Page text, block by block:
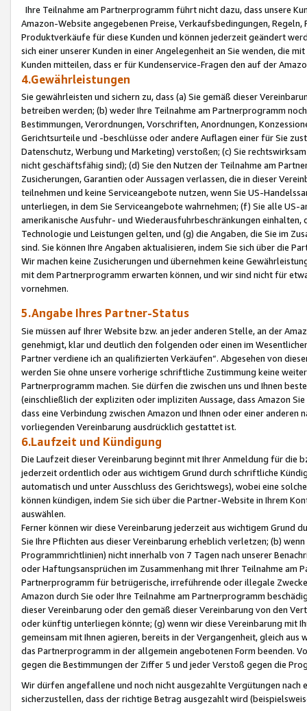
Ihre Teilnahme am Partnerprogramm führt nicht dazu, dass unsere
Amazon-Website angegebenen Preise, Verkaufsbedingungen,
Produktverkäufe für diese Kunden und können jederzeit geändert
sich einer unserer Kunden in einer Angelegenheit an Sie wenden, die
Kunden mitteilen, dass er für Kundenservice-Fragen den auf der
4.Gewährleistungen
Sie gewährleisten und sichern zu, dass (a) Sie gemäß dieser
betreiben werden; (b) weder Ihre Teilnahme am Partnerprogramm
Bestimmungen, Verordnungen, Vorschriften, Anordnungen,
Gerichtsurteile und -beschlüsse oder andere Auflagen einer für Sie
Datenschutz, Werbung und Marketing) verstoßen; (c) Sie
nicht geschäftsfähig sind); (d) Sie den Nutzen der Teilnahme am
Zusicherungen, Garantien oder Aussagen verlassen, die in dieser
teilnehmen und keine Serviceangebote nutzen, wenn Sie US-
unterliegen, in dem Sie Serviceangebote wahrnehmen; (f) Sie alle
amerikanische Ausfuhr- und Wiederausfuhrbeschränkungen
Technologie und Leistungen gelten, und (g) die Angaben, die Sie im
sind. Sie können Ihre Angaben aktualisieren, indem Sie sich über die
Wir machen keine Zusicherungen und übernehmen keine
mit dem Partnerprogramm erwarten können, und wir sind nicht für
vornehmen.
5.Angabe Ihres Partner-Status
Sie müssen auf Ihrer Website bzw. an jeder anderen Stelle, an der
genehmigt, klar und deutlich den folgenden oder einen im
Partner verdiene ich an qualifizierten Verkäufen“. Abgesehen von
werden Sie ohne unsere vorherige schriftliche Zustimmung keine
Partnerprogramm machen. Sie dürfen die zwischen uns und Ihnen
(einschließlich der expliziten oder impliziten Aussage, dass Amazon
dass eine Verbindung zwischen Amazon und Ihnen oder einer
vorliegenden Vereinbarung ausdrücklich gestattet ist.
6.Laufzeit und Kündigung
Die Laufzeit dieser Vereinbarung beginnt mit Ihrer Anmeldung für die
jederzeit ordentlich oder aus wichtigem Grund durch schriftliche
automatisch und unter Ausschluss des Gerichtswegs), wobei eine
können kündigen, indem Sie sich über die Partner-Website in Ihrem
auswählen.
Ferner können wir diese Vereinbarung jederzeit aus wichtigem Grund
Sie Ihre Pflichten aus dieser Vereinbarung erheblich verletzen; (b)
Programmrichtlinien) nicht innerhalb von 7 Tagen nach unserer
oder Haftungsansprüchen im Zusammenhang mit Ihrer Teilnahme am
Partnerprogramm für betrügerische, irreführende oder illegale
Amazon durch Sie oder Ihre Teilnahme am Partnerprogramm
dieser Vereinbarung oder den gemäß dieser Vereinbarung von den
oder künftig unterliegen könnte; (g) wenn wir diese Vereinbarung mit
gemeinsam mit Ihnen agieren, bereits in der Vergangenheit, gleich
das Partnerprogramm in der allgemein angebotenen Form beenden.
gegen die Bestimmungen der Ziffer 5 und jeder Verstoß gegen die
Wir dürfen angefallene und noch nicht ausgezahlte Vergütungen
sicherzustellen, dass der richtige Betrag ausgezahlt wird